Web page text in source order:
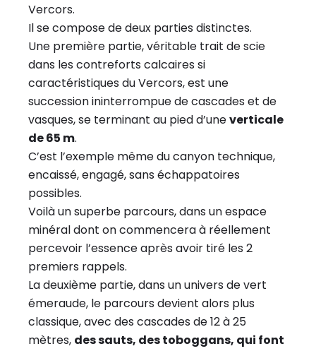
Vercors.
Il se compose de deux parties distinctes.
Une première partie, véritable trait de scie
dans les contreforts calcaires si
caractéristiques du Vercors, est une
succession ininterrompue de cascades et de
vasques, se terminant au pied d’uneverticale
de 65 m.
C’est l’exemple même du canyon technique,
encaissé, engagé, sans échappatoires
possibles.
Voilà un superbe parcours, dans un espace
minéral dont on commencera à réellement
percevoir l’essence après avoir tiré les 2
premiers rappels.
La deuxième partie, dans un univers de vert
émeraude, le parcours devient alors plus
classique, avec des cascades de 12 à 25
mètres, des sauts, des toboggans, qui font